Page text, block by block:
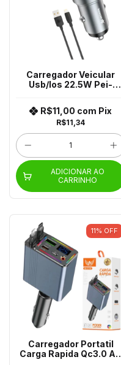
Carregador Veicular
Usb/Ios 22.5W Pei-
R$11,34
R$11,00 com Pix
ADICIONAR AO
CARRINHO
11% OFF
Carregador Portatil
Carga Rapida Qc3.0 Al-